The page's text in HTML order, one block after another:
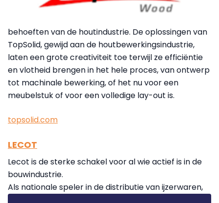
behoeften van de houtindustrie. De oplossingen van
TopSolid, gewijd aan de houtbewerkingsindustrie,
laten een grote creativiteit toe terwijl ze efficiëntie
en vlotheid brengen in het hele proces, van ontwerp
tot machinale bewerking, of het nu voor een
meubelstuk of voor een volledige lay-out is.
topsolid.com
LECOT
Lecot is de sterke schakel voor al wie actief is in de
bouwindustrie.
Als nationale speler in de distributie van ijzerwaren,